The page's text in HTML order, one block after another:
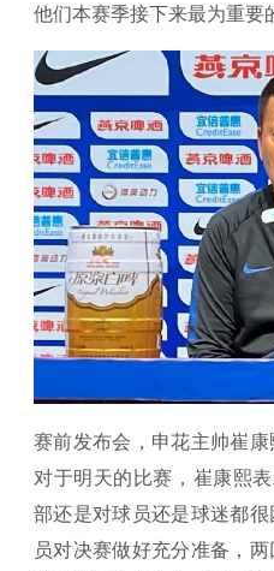
他们本赛季接下来最为重要
赛前发布会，申花主帅崔康
对于明天的比赛，崔康熙
部还是对球员还是球迷都
员对决赛做好充分准备，